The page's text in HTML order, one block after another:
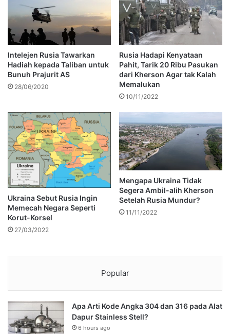
Intelejen Rusia Tawarkan
Hadiah kepada Taliban untuk
Bunuh Prajurit AS
28/06/2020
Rusia Hadapi Kenyataan
Pahit, Tarik 20 Ribu Pasukan
dari Kherson Agar tak Kalah
Memalukan
10/11/2022
Ukraina Sebut Rusia Ingin
Memecah Negara Seperti
Korut-Korsel
27/03/2022
Mengapa Ukraina Tidak
Segera Ambil-alih Kherson
Setelah Rusia Mundur?
11/11/2022
Popular
Apa Arti Kode Angka 304 dan 316 pada Alat
Dapur Stainless Stell?
6 hours ago